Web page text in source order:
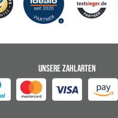
UNSERE ZAHLARTEN